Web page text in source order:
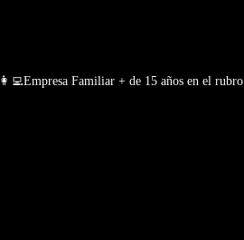
👩‍💻Empresa Familiar + de 15 años en el rubro